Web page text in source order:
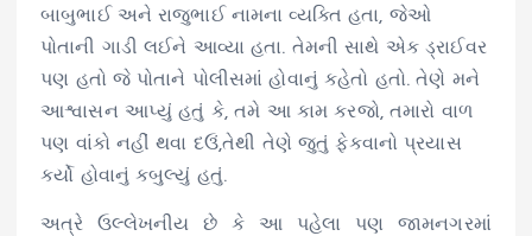
બાબુભાઈ અને રાજુભાઈ નામના વ્યક્તિ હતા, જેઓ
પોતાની ગાડી લઈને આવ્યા હતા. તેમની સાથે એક ડ્રાઈવર
પણ હતો જે પોતાને પોલીસમાં હોવાનું કહેતો હતો. તેણે મને
આશ્વાસન આપ્યું હતું કે, તમે આ કામ કરજો, તમારો વાળ
પણ વાંકો નહીં થવા દઉં,તેથી તેણે જુતું ફેકવાનો પ્રયાસ
કર્યો હોવાનું કબુલ્યું હતું.
અત્રે ઉલ્લેખનીય છે કે આ પહેલા પણ જામનગરમાં